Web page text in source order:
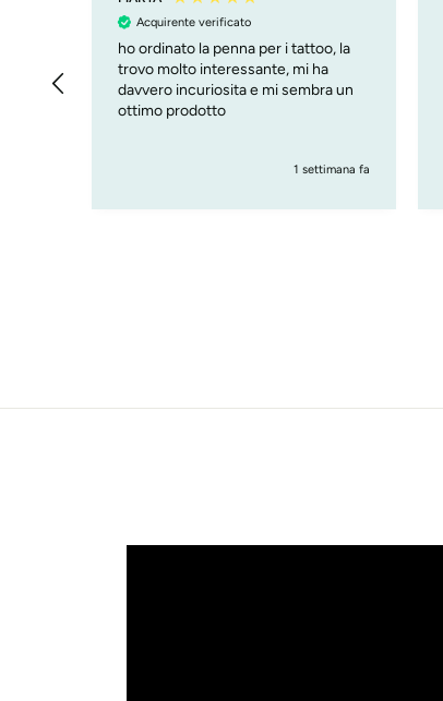
Acquirente verificato
ho ordinato la penna per i tattoo, la
trovo molto interessante, mi ha
davvero incuriosita e mi sembra un
ottimo prodotto
1 settimana fa